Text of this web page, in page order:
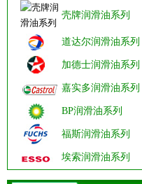
壳牌润滑油系列
道达尔润滑油系列
加德士润滑油系列
嘉实多润滑油系列
BP润滑油系列
福斯润滑油系列
埃索润滑油系列